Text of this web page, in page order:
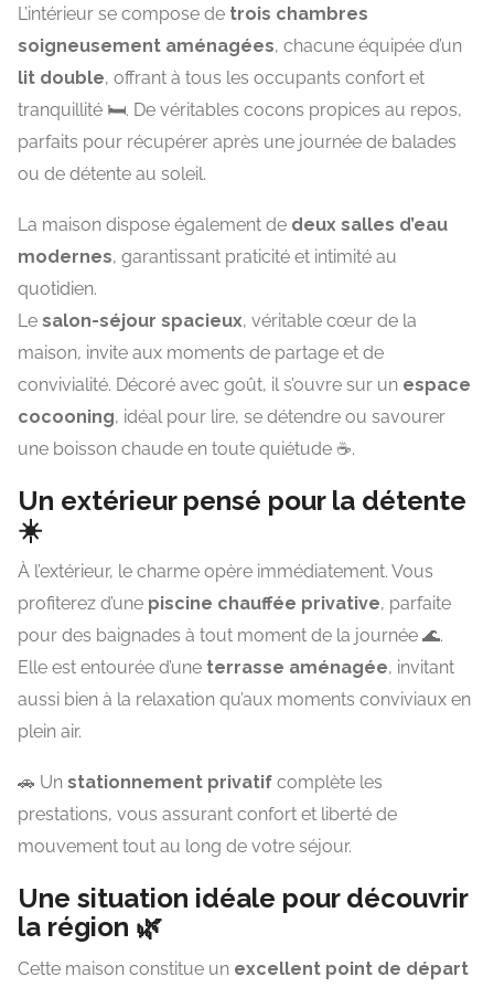
L’intérieur se compose de trois chambres
soigneusement aménagées, chacune équipée d’un
lit double, offrant à tous les occupants confort et
tranquillité 🛏️. De véritables cocons propices au repos,
parfaits pour récupérer après une journée de balades
ou de détente au soleil.
La maison dispose également de deux salles d’eau
modernes, garantissant praticité et intimité au
quotidien.
Le salon-séjour spacieux, véritable cœur de la
maison, invite aux moments de partage et de
convivialité. Décoré avec goût, il s’ouvre sur un espace
cocooning, idéal pour lire, se détendre ou savourer
une boisson chaude en toute quiétude ☕.
Un extérieur pensé pour la détente
☀️
À l’extérieur, le charme opère immédiatement. Vous
profiterez d’une piscine chauffée privative, parfaite
pour des baignades à tout moment de la journée 🌊.
Elle est entourée d’une terrasse aménagée, invitant
aussi bien à la relaxation qu’aux moments conviviaux en
plein air.
🚗 Un stationnement privatif complète les
prestations, vous assurant confort et liberté de
mouvement tout au long de votre séjour.
Une situation idéale pour découvrir
la région 🌿
Cette maison constitue un excellent point de départ